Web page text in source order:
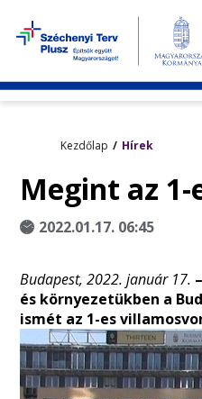
Kezdőlap Hírek
Megint az
2022.01.17. 06:45
Budapest, 2022. január 17.
és környezetükben a
ismét az 1-es